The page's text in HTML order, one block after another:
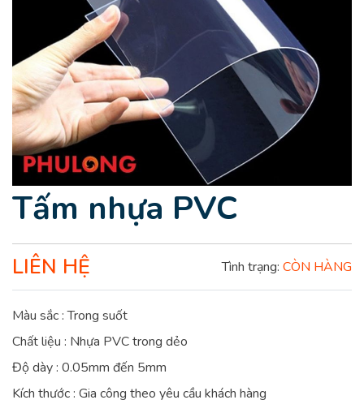
Tấm nhựa PVC
LIÊN HỆ Tình trạng: CÒN HÀNG
Màu sắc : Trong suốt
Chất liệu : Nhựa PVC trong dẻo
Độ dày : 0.05mm đến 5mm
Kích thước : Gia công theo yêu cầu khách hàng